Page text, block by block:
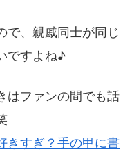
で、親戚同士が同じ
ですよね♪
はファンの間でも話
きすぎ？手の甲に書